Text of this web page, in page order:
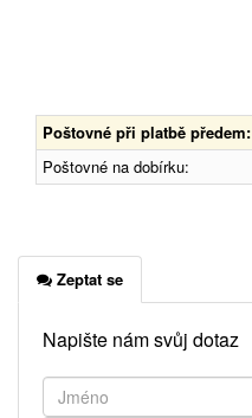
Poštovné při platbě předem:
Poštovné na dobírku:
Zeptat se
Napište nám svůj dotaz